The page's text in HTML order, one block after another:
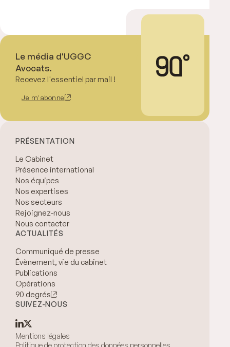
Le média d'UGGC
Avocats.
Recevez l'essentiel par mail !
Je m'abonne
PRÉSENTATION
Le Cabinet
Présence international
Nos équipes
Nos expertises
Nos secteurs
Rejoignez-nous
Nous contacter
ACTUALITÉS
Communiqué de presse
Évènement, vie du cabinet
Publications
Opérations
90 degrés
SUIVEZ-NOUS
Mentions légales
Politique de protection des données personnelles